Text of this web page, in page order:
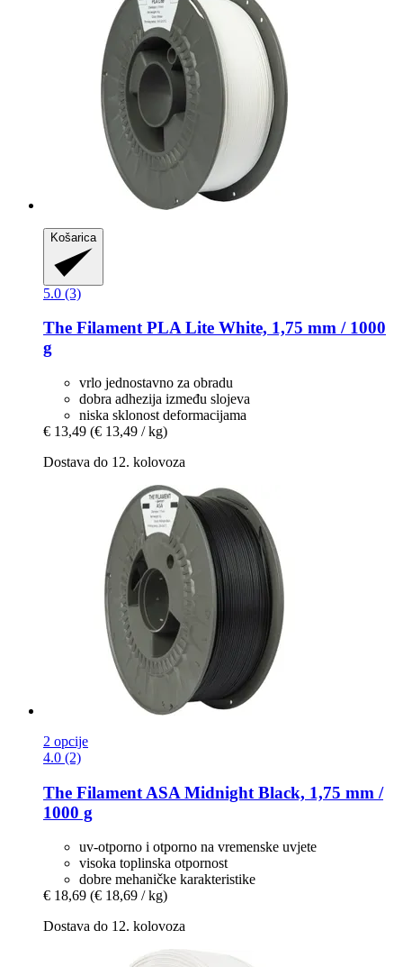
Košarica
5.0 (3)
The FilamentPLA Lite White, 1,75 mm / 1000
g
vrlo jednostavno za obradu
dobra adhezija između slojeva
niska sklonost deformacijama
€ 13,49 (€ 13,49 / kg)
Dostava do 12. kolovoza
2 opcije
4.0 (2)
The Filament ASA Midnight Black, 1,75 mm /
1000 g
uv-otporno i otporno na vremenske uvjete
visoka toplinska otpornost
dobre mehaničke karakteristike
€ 18,69 (€ 18,69 / kg)
Dostava do 12. kolovoza